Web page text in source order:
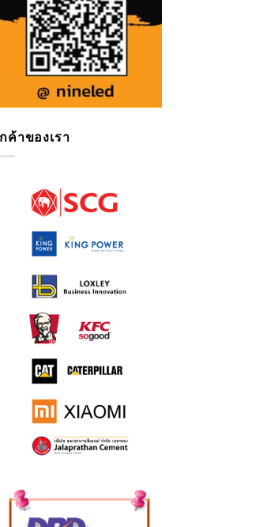
ค้าของเรา